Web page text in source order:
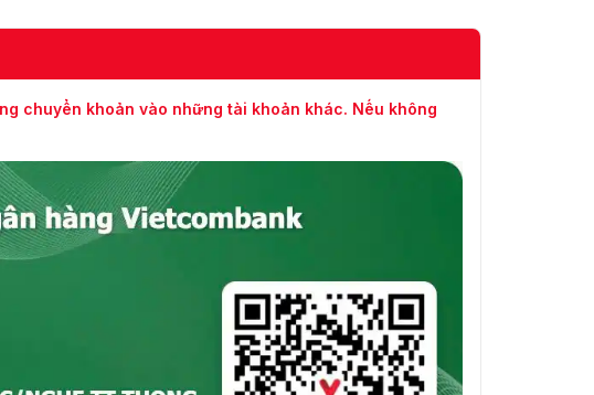
chuyển khoản vào những tài khoản khác. Nếu không